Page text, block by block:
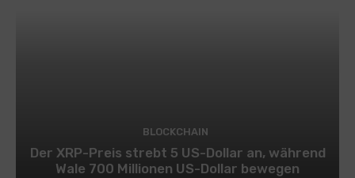
BLOCKCHAIN
Der XRP-Preis strebt 5 US-Dollar an, während
Wale 700 Millionen US-Dollar bewegen